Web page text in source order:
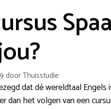
doorThuisstudie
dat dé wereldtaal Engels
dan het volgen van een